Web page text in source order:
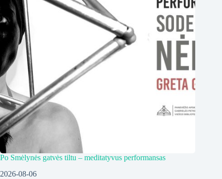
Po Smėlynės gatvės tiltu – meditatyvus performansas
2026-08-06